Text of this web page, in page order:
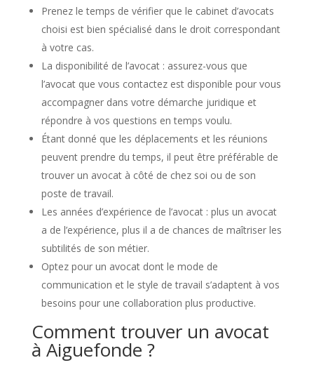
Prenez le temps de vérifier que le cabinet d’avocats
choisi est bien spécialisé dans le droit correspondant
à votre cas.
La disponibilité de l’avocat : assurez-vous que
l’avocat que vous contactez est disponible pour vous
accompagner dans votre démarche juridique et
répondre à vos questions en temps voulu.
Étant donné que les déplacements et les réunions
peuvent prendre du temps, il peut être préférable de
trouver un avocat à côté de chez soi ou de son
poste de travail.
Les années d’expérience de l’avocat : plus un avocat
a de l’expérience, plus il a de chances de maîtriser les
subtilités de son métier.
Optez pour un avocat dont le mode de
communication et le style de travail s’adaptent à vos
besoins pour une collaboration plus productive.
Comment trouver un avocat
à Aiguefonde ?